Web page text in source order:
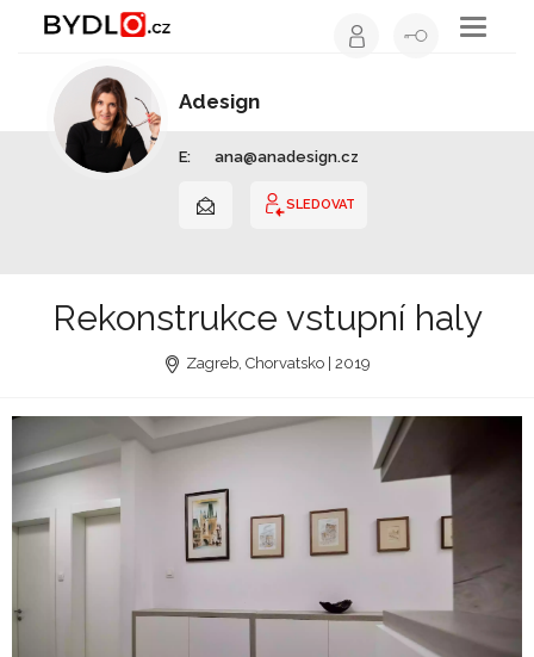
Toggle
Adesign
E: ana@anadesign.cz
SLEDOVAT
Rekonstrukce vstupní haly
Zagreb, Chorvatsko | 2019